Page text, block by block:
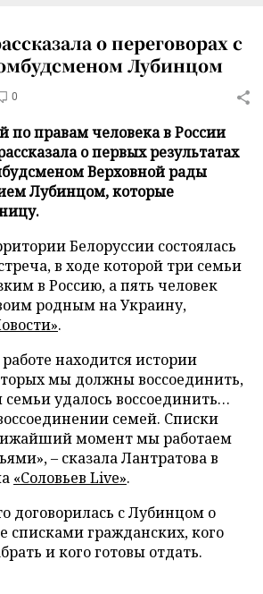
о переговорах с
Лубинцом
0
правам человека в России
о первых результатах
Верховной рады
Лубинцом, которые
Белоруссии состоялась
в ходе которой три семьи
в Россию, а пять человек
родным на Украину,
.
находится истории
мы должны воссоединить,
удалось воссоединить…
семей. Списки
момент мы работаем
– сказала Лантратова в
«Соловьев Live».
договорилась с Лубинцом о
списками гражданских, кого
и кого готовы отдать.